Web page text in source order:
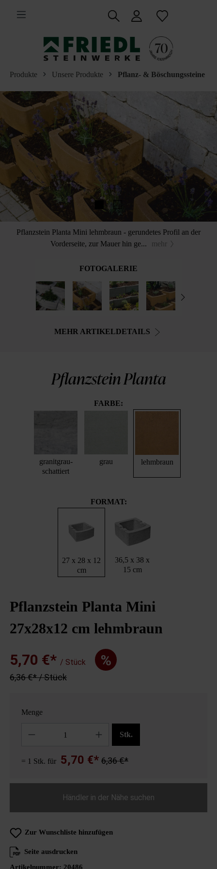
springen
Produkte Unsere Produkte Pflanz- & Böschungssteine
Pflanzstein Planta Mini lehmbraun - gerundetes Profil an der
Vorderseite, zur Mauer hin ge...
mehr
FOTOGALERIE
MEHR ARTIKELDETAILS
Pflanzstein Planta
FARBE:
granitgrau-
schattiert
grau lehmbraun
FORMAT:
27 x 28 x 12
cm
36,5 x 38 x
15 cm
Pflanzstein Planta Mini
27x28x12 cm lehmbraun
5,70 €* / Stück %
6,36 €* / Stück
Menge
Stk.
= 1 Stk. für 5,70 €* 6,36 €*
Händler in der Nähe suchen
Zur Wunschliste hinzufügen
Seite ausdrucken
Artikelnummer: 20486